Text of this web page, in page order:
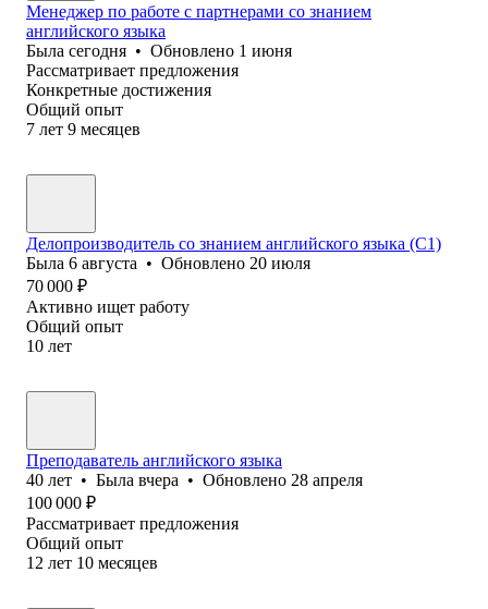
Менеджер по работе с партнерами со знанием
английского языка
Была сегодня • Обновлено 1 июня
Рассматривает предложения
Конкретные достижения
Общий опыт
7 лет 9 месяцев
Делопроизводитель со знанием английского языка (С1)
Была 6 августа • Обновлено 20 июля
70 000 ₽
Активно ищет работу
Общий опыт
10 лет
Преподаватель английского языка
40 лет • Была вчера • Обновлено 28 апреля
100 000 ₽
Рассматривает предложения
Общий опыт
12 лет 10 месяцев